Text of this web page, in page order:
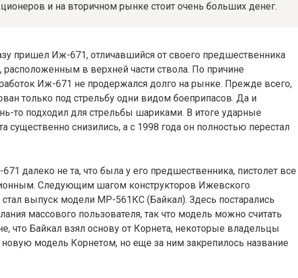
и на вторичном рынке стоит очень больших денег.
пришел Иж-671, отличавшийся от своего предшественника
в верхней части ствола. По причине
Иж-671 не продержался долго на рынке. Прежде всего,
только под стрельбу одни видом боеприпасов. Да и
то подходил для стрельбы шариками. В итоге ударные
существенно снизились, а с 1998 года он полностью перестал
далеко не та, что была у его предшественника, пистолет все
Следующим шагом конструкторов Ижевского
стал выпуск модели МР-561КС (Байкал). Здесь постарались
массового пользователя, так что модель можно считать
что Байкал взял основу от Корнета, некоторые владельцы
модель Корнетом, но еще за ним закрепилось название